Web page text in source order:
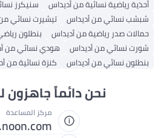
أحذية رياضية نسائية من أديداس
سنيكرز
شبشب نسائي من أديداس
تيشيرت نسائي
حمالات صدر رياضية من أديداس
بنطلون
شورت نسائي من أديداس
هودي نسائي من
بنطلون نسائي من أديداس
كنزة نسائية من
نحن دائماً
مركز المساعدة